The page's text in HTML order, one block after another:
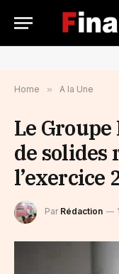
Home » A la Une
Le
de solides
l’exercice
Par Rédaction